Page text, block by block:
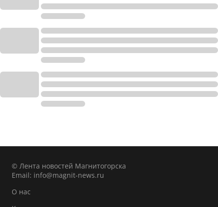
© Лента новостей Магнитогорска
Email: info@magnit-news.ru
О нас